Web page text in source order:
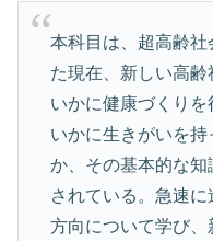
本科目は、超高齢社
た現在、新しい高齢
いかに健康づくりを
いかに生きがいを持
か、その基本的な
されている。急速
方向について学び、